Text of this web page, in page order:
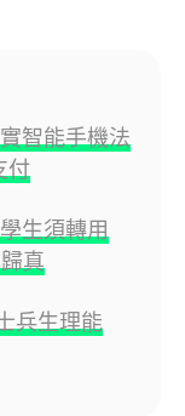
智能手機法
付
生須轉用
真
兵生理能